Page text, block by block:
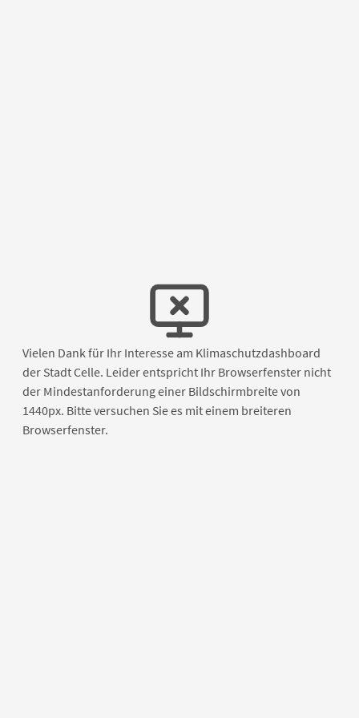
Vielen Dank für Ihr Interesse am Klimaschutzdashboard
der Stadt Celle. Leider entspricht Ihr Browserfenster nicht
der Mindestanforderung einer Bildschirmbreite von
1440px. Bitte versuchen Sie es mit einem breiteren
Browserfenster.